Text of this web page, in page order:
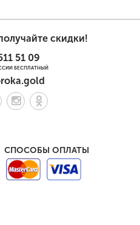
скидки!
51 09
БЕСПЛАТНЫЙ
СПОСОБЫ ОПЛАТЫ